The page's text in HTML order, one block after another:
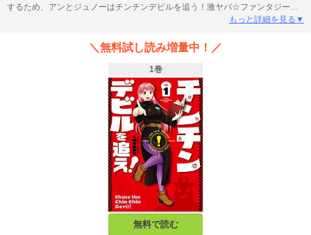
するため、アンとジュノーはチンチンデビルを追う！激ヤバ☆ファンタジーコ
もっと詳細を見る▼
＼無料試し読み増量中！／
1巻
無料で読む